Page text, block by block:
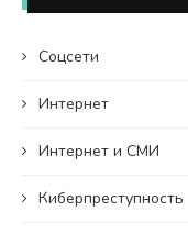
Coцсети
Интернет
Интернет и СМИ
Киберпреступность